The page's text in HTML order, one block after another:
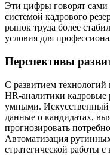
Эти цифры говорят сами
системой кадрового
рынок труда более
условия для
Перспективы
С развитием
HR-аналитики кадровые
умными. Искусственный
данные о кандидатах,
прогнозировать
Автоматизация
стратегической работы с